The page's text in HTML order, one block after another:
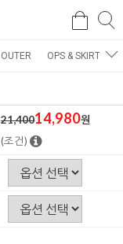
검
OUTER OPS & SKIRT
21,40014,980원
(조건)